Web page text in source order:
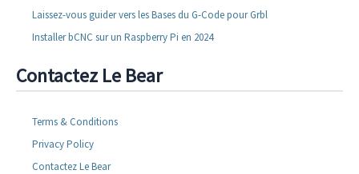
Laissez-vous guider vers les Bases du G-Code pour Grbl
Installer bCNC sur un Raspberry Pi en 2024
Contactez Le Bear
Terms & Conditions
Privacy Policy
Contactez Le Bear